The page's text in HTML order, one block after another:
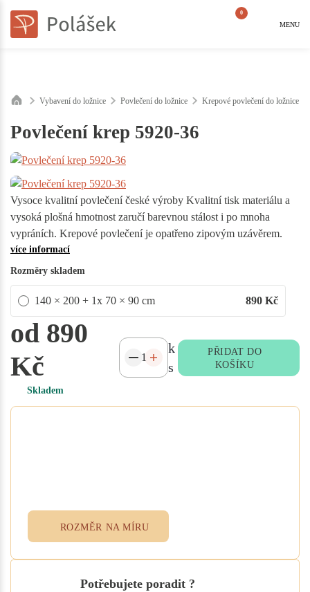
0
MENU
Vybavení do ložnice Povlečení do ložnice Krepové povlečení do ložnice
Povlečení krep 5920-36
Vysoce kvalitní povlečení české výroby Kvalitní tisk materiálu a
vysoká plošná hmotnost zaručí barevnou stálost i po mnoha
vypráních. Krepové povlečení je opatřeno zipovým uzávěrem.
více informací
Rozměry skladem
140 × 200 + 1x 70 × 90 cm 890 Kč
od 890
Kč
Skladem
k
s
PŘIDAT DO
KOŠÍKU
ROZMĚR NA MÍRU
Potřebujete poradit ?